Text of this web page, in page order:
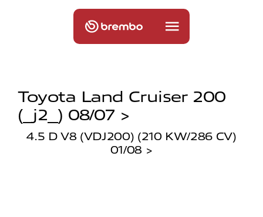
Toyota Land Cruiser 200
(_j2_) 08/07 >
4.5 D V8 (VDJ200) (210 KW/286 CV)
01/08 >